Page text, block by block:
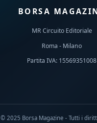
BORSA
MR Circuito Editoriale
Roma - Milano
Partita IVA: 15569351008
© 2025 Borsa Magazine - Tutti i